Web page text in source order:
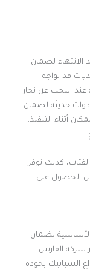
الانتهاء لضمان
قد تواجه
عند البحث عن نجار
حديثة لضمان
أثناء التنفيذ،
كذلك توفر
الحصول على
لضمان
شركة الفارس
الشبابيك بجودة